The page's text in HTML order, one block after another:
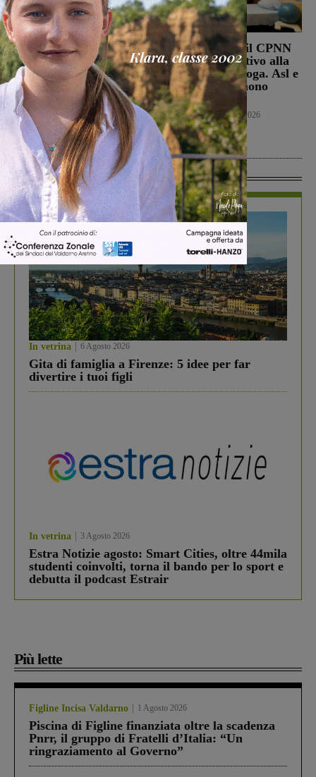
Punto Nascita, no alla
deroga ma il Ministero
apre al monitoraggio di
sei mesi. Vadi: “Una
risposta che valutiamo
positivamente anche se
con prudenza”
Cronaca 6 Agosto 2026
Punto nascita: il CPNN
dà parere negativo alla
richiesta di deroga. Asl e
Regione esprimono
disappunto
Cronaca 6 Agosto 2026
In Vetrina
In vetrina 6 Agosto 2026
Gita di famiglia a Firenze: 5 idee per far
divertire i tuoi figli
In vetrina 3 Agosto 2026
Estra Notizie agosto: Smart Cities, oltre 44mila
studenti coinvolti, torna il bando per lo sport e
debutta il podcast Estrair
Più lette
Figline Incisa Valdarno 1 Agosto 2026
Piscina di Figline finanziata oltre la scadenza
Pnrr, il gruppo di Fratelli d’Italia: “Un
ringraziamento al Governo”